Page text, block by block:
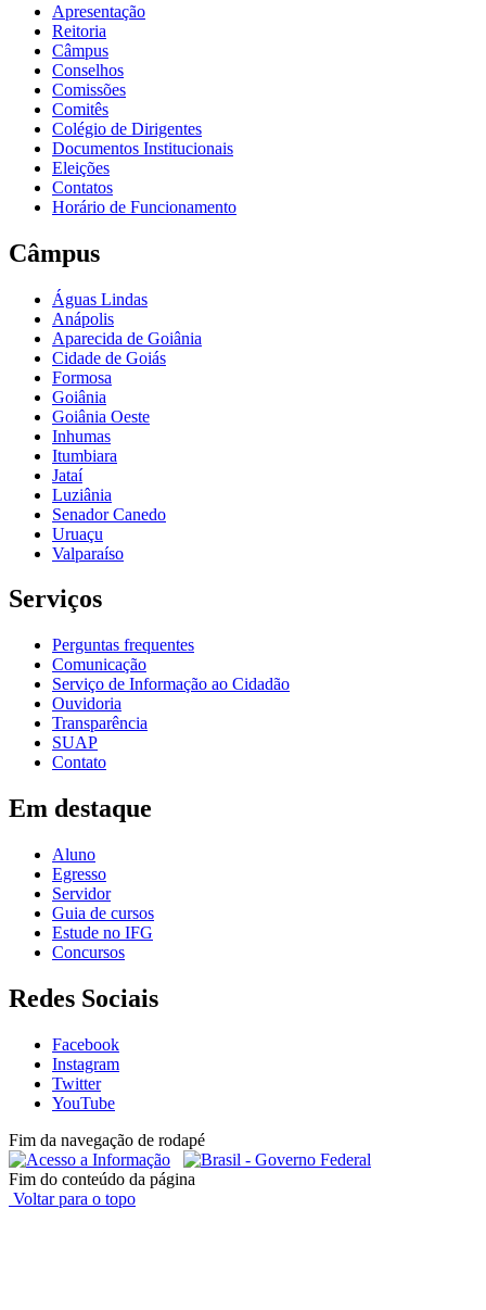
Apresentação
Reitoria
Câmpus
Conselhos
Comissões
Comitês
Colégio de Dirigentes
Documentos Institucionais
Eleições
Contatos
Horário de Funcionamento
Câmpus
Águas Lindas
Anápolis
Aparecida de Goiânia
Cidade de Goiás
Formosa
Goiânia
Goiânia Oeste
Inhumas
Itumbiara
Jataí
Luziânia
Senador Canedo
Uruaçu
Valparaíso
Serviços
Perguntas frequentes
Comunicação
Serviço de Informação ao Cidadão
Ouvidoria
Transparência
SUAP
Contato
Em destaque
Aluno
Egresso
Servidor
Guia de cursos
Estude no IFG
Concursos
Redes Sociais
Facebook
Instagram
Twitter
YouTube
Fim da navegação de rodapé
Fim do conteúdo da página
Voltar para o topo